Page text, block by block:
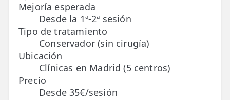
TRATAMIENTOS
✅ Punción Seca
✅ Ondas de Choque
✅ EPTE - EPI
ESTÉTICA
Mejoría esperada
Desde la 1ª-2ª sesión
Tipo de tratamiento
Conservador (sin cirugía)
Ubicación
Clínicas en Madrid (5 centros)
Precio
Desde 35€/sesión